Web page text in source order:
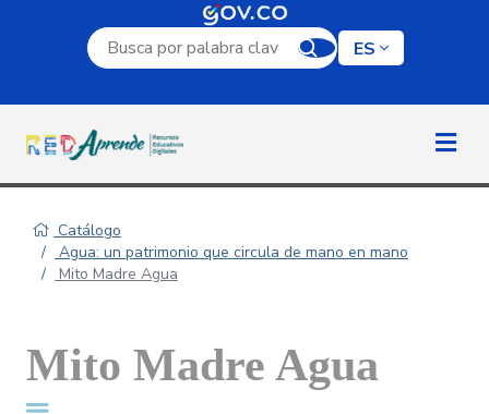
Campo de búsqueda por palabra clave
ES
Catálogo
Agua: un patrimonio que circula de mano en mano
Mito Madre Agua
Mito Madre Agua